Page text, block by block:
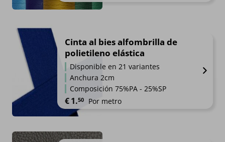
Cinta al bies alfombrilla de
polietileno elástica
Disponible en 21 variantes
Anchura 2cm
Composición 75%PA - 25%SP
€1.50 Por metro